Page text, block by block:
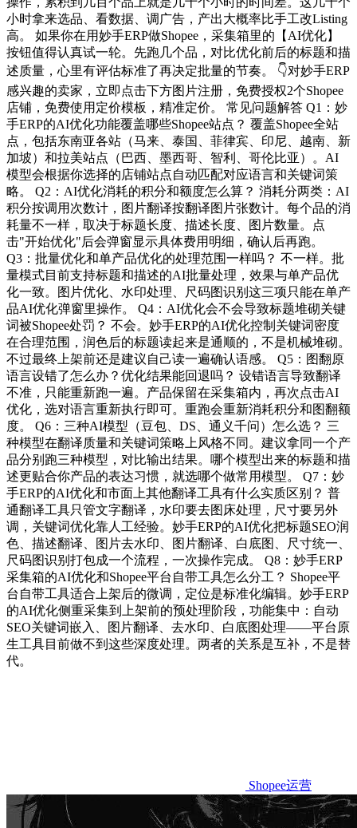
小时拿来选品、看数据、调广告，产出大概率比手工改Listing
高。 如果你在用妙手ERP做Shopee，采集箱里的【AI优化】
按钮值得认真试一轮。先跑几个品，对比优化前后的标题和描
述质量，心里有评估标准了再决定批量的节奏。 👇对妙手ERP
感兴趣的卖家，立即点击下方图片注册，免费授权2个Shopee
店铺，免费使用定价模板，精准定价。 常见问题解答 Q1：妙
手ERP的AI优化功能覆盖哪些Shopee站点？ 覆盖Shopee全站
点，包括东南亚各站（马来、泰国、菲律宾、印尼、越南、新
加坡）和拉美站点（巴西、墨西哥、智利、哥伦比亚）。AI
模型会根据你选择的店铺站点自动匹配对应语言和关键词策
略。 Q2：AI优化消耗的积分和额度怎么算？ 消耗分两类：AI
积分按调用次数计，图片翻译按翻译图片张数计。每个品的消
耗量不一样，取决于标题长度、描述长度、图片数量。点
击"开始优化"后会弹窗显示具体费用明细，确认后再跑。
Q3：批量优化和单产品优化的处理范围一样吗？ 不一样。批
量模式目前支持标题和描述的AI批量处理，效果与单产品优
化一致。图片优化、水印处理、尺码图识别这三项只能在单产
品AI优化弹窗里操作。 Q4：AI优化会不会导致标题堆砌关键
词被Shopee处罚？ 不会。妙手ERP的AI优化控制关键词密度
在合理范围，润色后的标题读起来是通顺的，不是机械堆砌。
不过最终上架前还是建议自己读一遍确认语感。 Q5：图翻原
语言设错了怎么办？优化结果能回退吗？ 设错语言导致翻译
不准，只能重新跑一遍。产品保留在采集箱内，再次点击AI
优化，选对语言重新执行即可。重跑会重新消耗积分和图翻额
度。 Q6：三种AI模型（豆包、DS、通义千问）怎么选？ 三
种模型在翻译质量和关键词策略上风格不同。建议拿同一个产
品分别跑三种模型，对比输出结果。哪个模型出来的标题和描
述更贴合你产品的表达习惯，就选哪个做常用模型。 Q7：妙
手ERP的AI优化和市面上其他翻译工具有什么实质区别？ 普
通翻译工具只管文字翻译，水印要去图床处理，尺寸要另外
调，关键词优化靠人工经验。妙手ERP的AI优化把标题SEO润
色、描述翻译、图片去水印、图片翻译、白底图、尺寸统一、
尺码图识别打包成一个流程，一次操作完成。 Q8：妙手ERP
采集箱的AI优化和Shopee平台自带工具怎么分工？ Shopee平
台自带工具适合上架后的微调，定位是标准化编辑。妙手ERP
的AI优化侧重采集到上架前的预处理阶段，功能集中：自动
SEO关键词嵌入、图片翻译、去水印、白底图处理——平台原
生工具目前做不到这些深度处理。两者的关系是互补，不是替
代。
Shopee运营